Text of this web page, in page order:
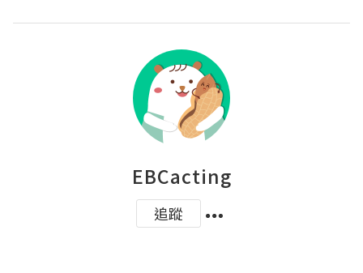
EBCacting
追蹤